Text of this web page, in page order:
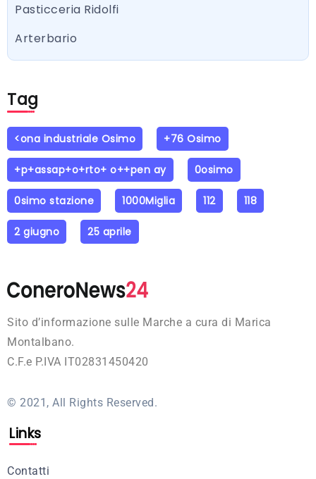
Pasticceria Ridolfi
Arterbario
Tag
<ona industriale Osimo +76 Osimo
+p+assap+o+rto+ o++pen ay 0osimo
0simo stazione 1000Miglia 112 118
2 giugno 25 aprile
Sito d’informazione sulle Marche a cura di Marica
Montalbano.
C.F.e P.IVA IT02831450420
© 2021, All Rights Reserved.
Links
Contatti